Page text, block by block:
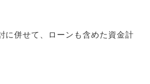
に併せて、ローンも含めた資金計